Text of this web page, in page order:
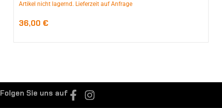
Artikel nicht lagernd. Lieferzeit auf Anfrage
36,00 €
Folgen Sie uns auf